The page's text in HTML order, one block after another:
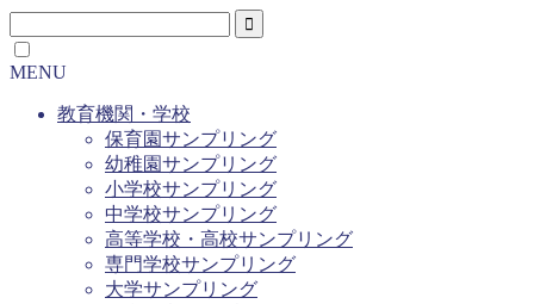
MENU
教育機関・学校
保育園サンプリング
幼稚園サンプリング
小学校サンプリング
中学校サンプリング
高等学校・高校サンプリング
専門学校サンプリング
大学サンプリング